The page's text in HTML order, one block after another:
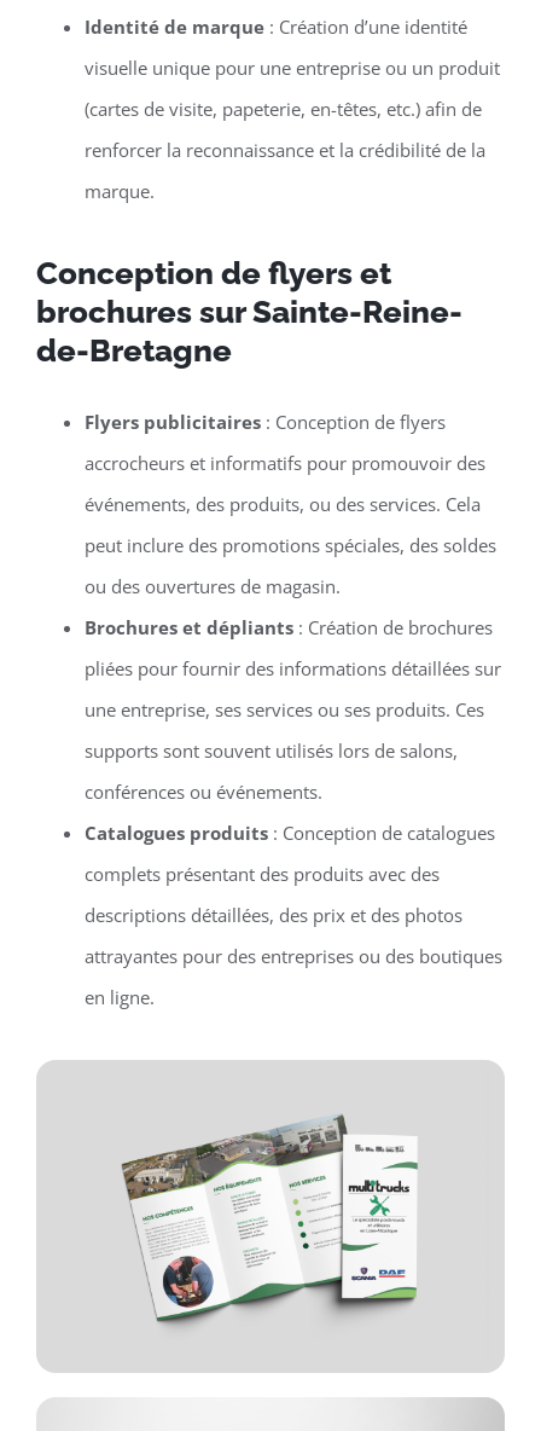
Identité de marque: Création d’une identité
visuelle unique pour une entreprise ou un produit
(cartes de visite, papeterie, en-têtes, etc.) afin de
renforcer la reconnaissance et la crédibilité de la
marque.
Conception de flyers et
brochures sur Sainte-Reine-
de-Bretagne
Flyers publicitaires: Conception de flyers
accrocheurs et informatifs pour promouvoir des
événements, des produits, ou des services. Cela
peut inclure des promotions spéciales, des soldes
ou des ouvertures de magasin.
Brochures et dépliants: Création de brochures
pliées pour fournir des informations détaillées sur
une entreprise, ses services ou ses produits. Ces
supports sont souvent utilisés lors de salons,
conférences ou événements.
Catalogues produits: Conception de catalogues
complets présentant des produits avec des
descriptions détaillées, des prix et des photos
attrayantes pour des entreprises ou des boutiques
en ligne.